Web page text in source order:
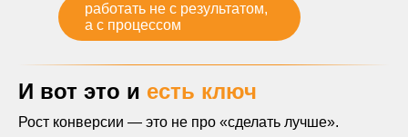
работать не с результатом,
а с процессом
И вот это и есть ключ
Рост конверсии — это не про «сделать лучше».